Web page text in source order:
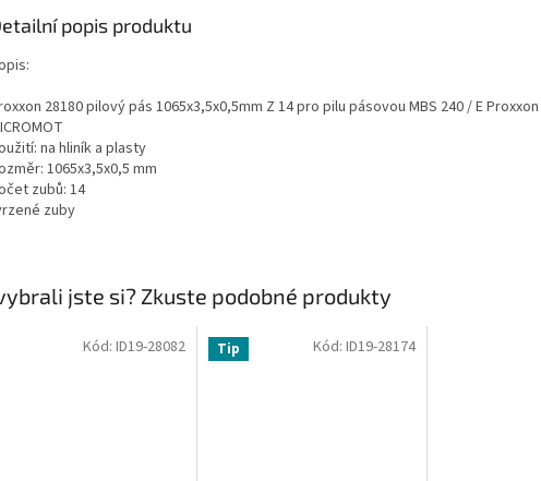
popis produktu
28180 pilový pás 1065x3,5x0,5mm Z 14 pro pilu pásovou MBS 240 / E Proxxon
na hliník a plasty
1065x3,5x0,5 mm
zubů: 14
zuby
jste si? Zkuste podobné produkty
Kód: ID19-28082 Tip Kód: ID19-28174